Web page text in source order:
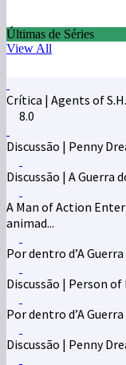
Últimas de Séries
View All
Crítica | Agents of
8.0
Discussão | Penny
Discussão | A Guerra
A Man of Action
animad...
Por dentro d’A
Discussão | Person of
Por dentro d’A
Discussão | Penny